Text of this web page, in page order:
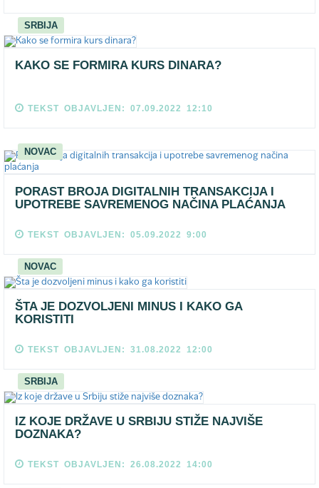
SRBIJA
KAKO SE FORMIRA KURS DINARA?
TEKST OBJAVLJEN: 07.09.2022 12:10
NOVAC
PORAST BROJA DIGITALNIH TRANSAKCIJA I
UPOTREBE SAVREMENOG NAČINA PLAĆANJA
TEKST OBJAVLJEN: 05.09.2022 9:00
NOVAC
ŠTA JE DOZVOLJENI MINUS I KAKO GA
KORISTITI
TEKST OBJAVLJEN: 31.08.2022 12:00
SRBIJA
IZ KOJE DRŽAVE U SRBIJU STIŽE NAJVIŠE
DOZNAKA?
TEKST OBJAVLJEN: 26.08.2022 14:00